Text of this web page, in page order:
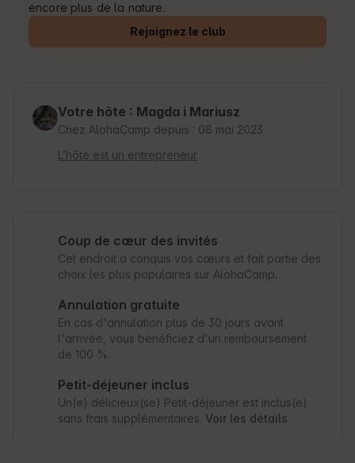
encore plus de la nature.
Rejoignez le club
Votre hôte : Magda i Mariusz
Chez AlohaCamp depuis : 08 mai 2023
L’hôte est un entrepreneur
Coup de cœur des invités
Cet endroit a conquis vos cœurs et fait partie des
choix les plus populaires sur AlohaCamp.
Annulation gratuite
En cas d'annulation plus de 30 jours avant
l'arrivée, vous bénéficiez d'un remboursement
de 100 %.
Petit-déjeuner inclus
Un(e) délicieux(se) Petit-déjeuner est inclus(e)
sans frais supplémentaires. Voir les détails